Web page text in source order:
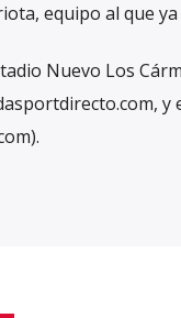
equipo al que
Nuevo Los
y